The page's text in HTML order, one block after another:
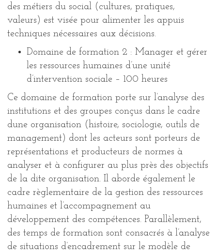
des métiers du social (cultures, pratiques,
valeurs) est visée pour alimenter les appuis
techniques nécessaires aux décisions.
Domaine de formation 2 : Manager et gérer
les ressources humaines d’une unité
d’intervention sociale – 100 heures
Ce domaine de formation porte sur l’analyse des
institutions et des groupes conçus dans le cadre
dune organisation (histoire, sociologie, outils de
management) dont les acteurs sont porteurs de
représentations et producteurs de normes à
analyser et à configurer au plus près des objectifs
de la dite organisation. Il aborde également le
cadre règlementaire de la gestion des ressources
humaines et l’accompagnement au
développement des compétences. Parallèlement,
des temps de formation sont consacrés à l’analyse
de situations d’encadrement sur le modèle de